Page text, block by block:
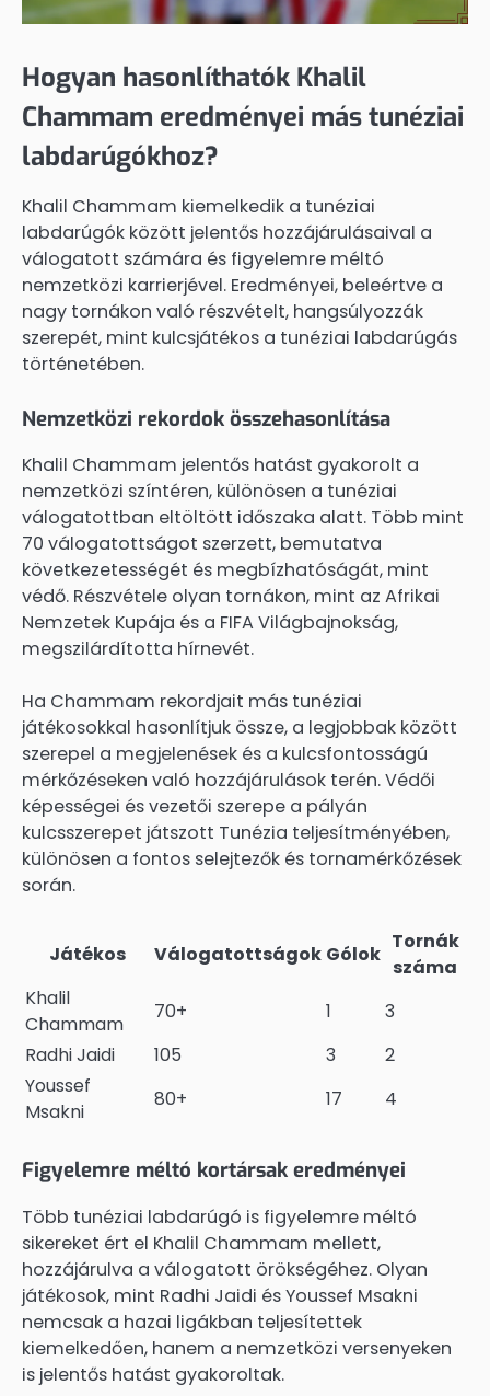
Hogyan hasonlíthatók Khalil
Chammam eredményei más tunéziai
labdarúgókhoz?
Khalil Chammam kiemelkedik a tunéziai
labdarúgók között jelentős hozzájárulásaival a
válogatott számára és figyelemre méltó
nemzetközi karrierjével. Eredményei, beleértve a
nagy tornákon való részvételt, hangsúlyozzák
szerepét, mint kulcsjátékos a tunéziai labdarúgás
történetében.
Nemzetközi rekordok összehasonlítása
Khalil Chammam jelentős hatást gyakorolt a
nemzetközi színtéren, különösen a tunéziai
válogatottban eltöltött időszaka alatt. Több mint
70 válogatottságot szerzett, bemutatva
következetességét és megbízhatóságát, mint
védő. Részvétele olyan tornákon, mint az Afrikai
Nemzetek Kupája és a FIFA Világbajnokság,
megszilárdította hírnevét.
Ha Chammam rekordjait más tunéziai
játékosokkal hasonlítjuk össze, a legjobbak között
szerepel a megjelenések és a kulcsfontosságú
mérkőzéseken való hozzájárulások terén. Védői
képességei és vezetői szerepe a pályán
kulcsszerepet játszott Tunézia teljesítményében,
különösen a fontos selejtezők és tornamérkőzések
során.
Játékos Válogatottságok Gólok
Tornák
száma
Khalil
Chammam
70+ 1
3
Radhi Jaidi
105 3
2
Youssef
Msakni
80+ 17 4
Figyelemre méltó kortársak eredményei
Több tunéziai labdarúgó is figyelemre méltó
sikereket ért el Khalil Chammam mellett,
hozzájárulva a válogatott örökségéhez. Olyan
játékosok, mint Radhi Jaidi és Youssef Msakni
nemcsak a hazai ligákban teljesítettek
kiemelkedően, hanem a nemzetközi versenyeken
is jelentős hatást gyakoroltak.